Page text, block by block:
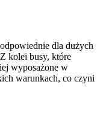
dla dużych
kolei busy, które
wyposażone w
warunkach, co czyni